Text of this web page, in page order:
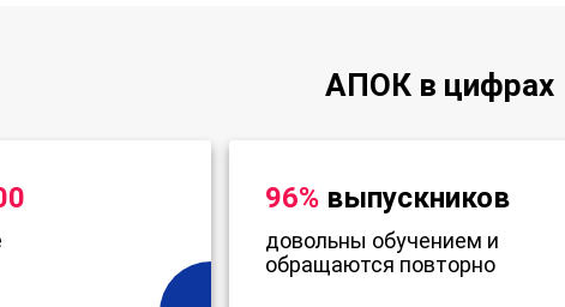
АПОК в цифрах
96% выпускников
довольны обучением и
обращаются повторно